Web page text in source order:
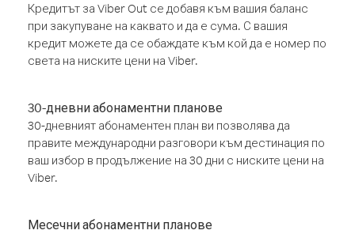
Кредитът за Viber Out се добавя към вашия баланс
при закупуване на каквато и да е сума. С вашия
кредит можете да се обаждате към кой да е номер по
света на ниските цени на Viber.
30-дневни абонаментни планове
30-дневният абонаментен план ви позволява да
правите международни разговори към дестинация по
ваш избор в продължение на 30 дни с ниските цени на
Viber.
Месечни абонаментни планове